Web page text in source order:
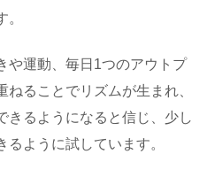
や運動、毎日1つのアウトプ
ることでリズムが生まれ、
きるようになると信じ、少し
ように試しています。